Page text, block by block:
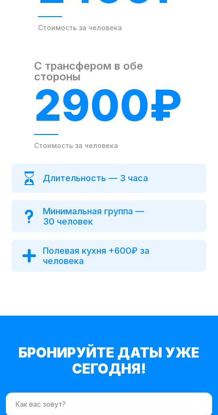
Стоимость за человека
С трансфером в обе
стороны
2900₽
Стоимость за человека
Длительность — 3 часа
Минимальная группа —
30 человек
Полевая кухня +600₽ за
человека
БРОНИРУЙТЕ ДАТЫ УЖЕ
СЕГОДНЯ!
Как вас зовут?